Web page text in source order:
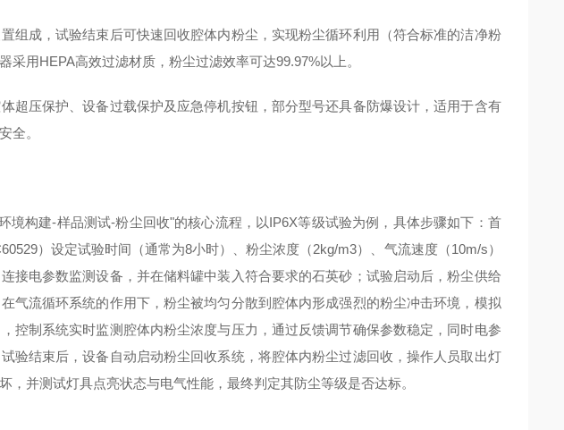
成，试验结束后可快速回收腔体内粉尘，实现粉尘循环利用（符合标准的洁净粉
用HEPA高效过滤材质，粉尘过滤效率可达99.97%以上。
压保护、设备过载保护及应急停机按钮，部分型号还具备防爆设计，适用于含有
全。
构建-样品测试-粉尘回收"的核心流程，以IP6X等级试验为例，具体步骤如下：首
）设定试验时间（通常为8小时）、粉尘浓度（2kg/m3）、气流速度（10m/s）
接电参数监测设备，并在储料罐中装入符合要求的石英砂；试验启动后，粉尘供给
气流循环系统的作用下，粉尘被均匀分散到腔体内形成强烈的粉尘冲击环境，模拟
控制系统实时监测腔体内粉尘浓度与压力，通过反馈调节确保参数稳定，同时电参
验结束后，设备自动启动粉尘回收系统，将腔体内粉尘过滤回收，操作人员取出灯
，并测试灯具点亮状态与电气性能，最终判定其防尘等级是否达标。